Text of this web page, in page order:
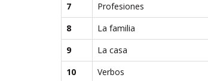
7
Profesiones
8
La familia
9
La casa
10
Verbos